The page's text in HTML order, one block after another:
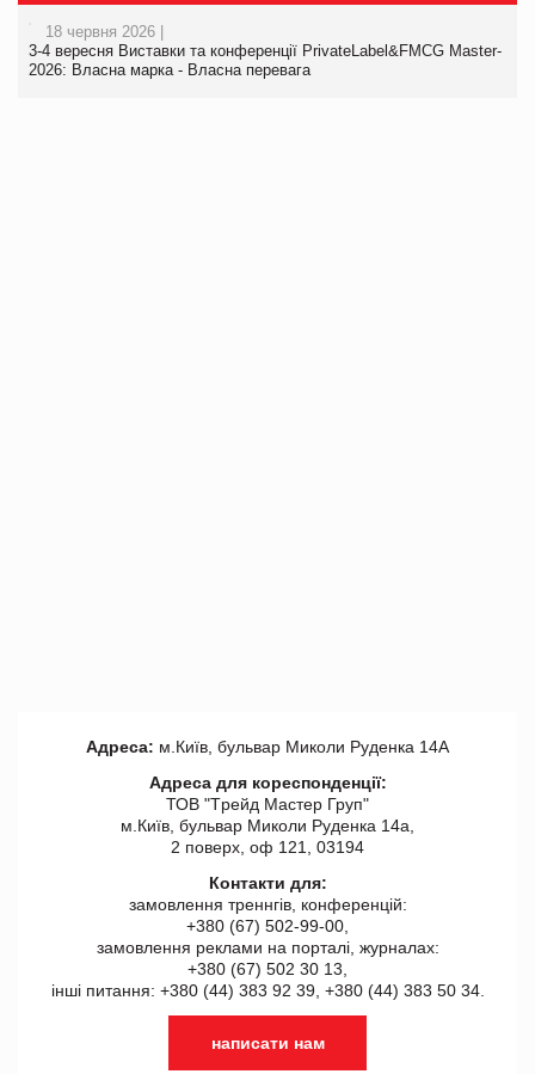
18 червня 2026 |
3-4 вересня Виставки та конференції PrivateLabel&FMCG Master-
2026: Власна марка - Власна перевага
Адреса: м.Київ, бульвар Миколи Руденка 14А
Адреса для кореспонденції:
ТОВ "Tрейд Мастер Груп"
м.Київ, бульвар Миколи Руденка 14а,
2 поверх, оф 121, 03194
Контакти для:
замовлення треннгів, конференцій:
+380 (67) 502-99-00,
замовлення реклами на порталі, журналах:
+380 (67) 502 30 13,
інші питання: +380 (44) 383 92 39, +380 (44) 383 50 34.
написати нам